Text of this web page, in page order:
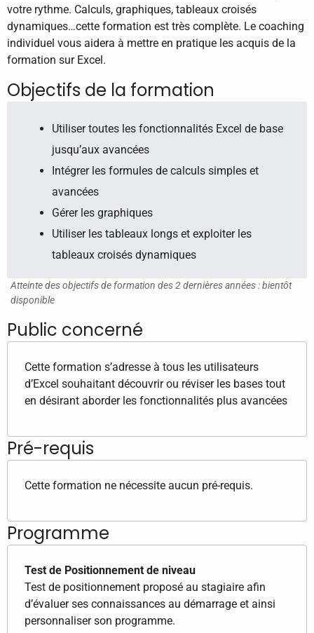
votre rythme. Calculs, graphiques, tableaux croisés
dynamiques…cette formation est très complète. Le coaching
individuel vous aidera à mettre en pratique les acquis de la
formation sur Excel.
Objectifs de la formation
Utiliser toutes les fonctionnalités Excel de base
jusqu’aux avancées
Intégrer les formules de calculs simples et
avancées
Gérer les graphiques
Utiliser les tableaux longs et exploiter les
tableaux croisés dynamiques
Atteinte des objectifs de formation des 2 dernières années : bientôt
disponible
Public concerné
Cette formation s’adresse à tous les utilisateurs
d’Excel souhaitant découvrir ou réviser les bases tout
en désirant aborder les fonctionnalités plus avancées
Pré-requis
Cette formation ne nécessite aucun pré-requis.
Programme
Test de Positionnement de niveau
Test de positionnement proposé au stagiaire afin
d’évaluer ses connaissances au démarrage et ainsi
personnaliser son programme.